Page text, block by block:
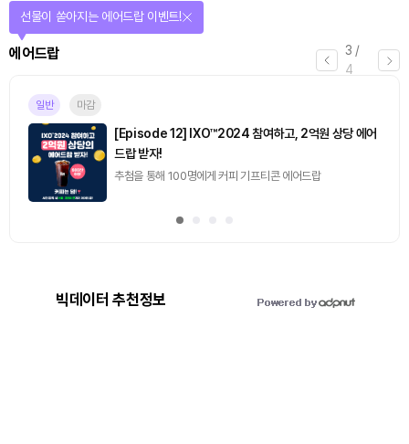
3 /
4
에어드랍
선물이 쏟아지는 에어드랍 이벤트!
일반 마감
[Episode 12] IXO™2024 참여하고, 2억원 상당 에어
드랍 받자!
추첨을 통해 100명에게 커피 기프티콘 에어드랍
빅데이터 추천정보